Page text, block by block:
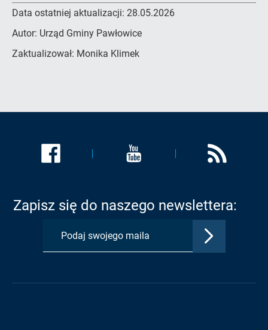
Data ostatniej aktualizacji: 28.05.2026
Autor: Urząd Gminy Pawłowice
Zaktualizował: Monika Klimek
Link
zostanie
nowej
Urzędu
Link
zostanie
nowej
Profil
Urzędu
Link
zostanie
nowej
karcie:
Kanał
Zapisz się do naszego newslettera: